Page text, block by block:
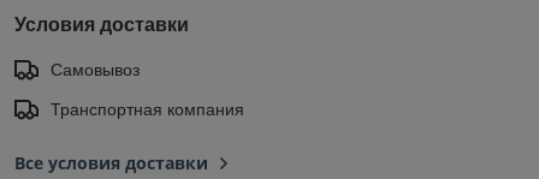
Условия доставки
Самовывоз
Транспортная компания
Все условия доставки